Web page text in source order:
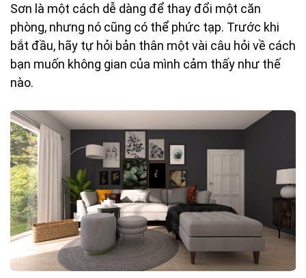
Sơn là một cách dễ dàng để thay đổi một căn
phòng, nhưng nó cũng có thể phức tạp. Trước khi
bắt đầu, hãy tự hỏi bản thân một vài câu hỏi về cách
bạn muốn không gian của mình cảm thấy như thế
nào.